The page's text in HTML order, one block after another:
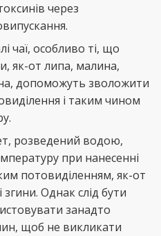
через
чаї, особливо ті, що
як-от липа, малина,
допоможуть зволожити
і таким чином
розведений водою,
при нанесенні
потовиділенням, як-от
згини. Однак слід бути
занадто
щоб не викликати